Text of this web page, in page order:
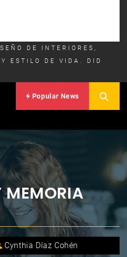
DE INTERIORES,
ESTILO DE VIDA. DID
Popular News
MEMORIA
Cynthia Díaz Cohén